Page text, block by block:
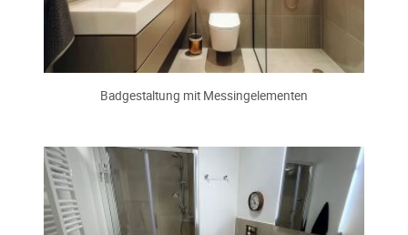
Badgestaltung mit Messingelementen